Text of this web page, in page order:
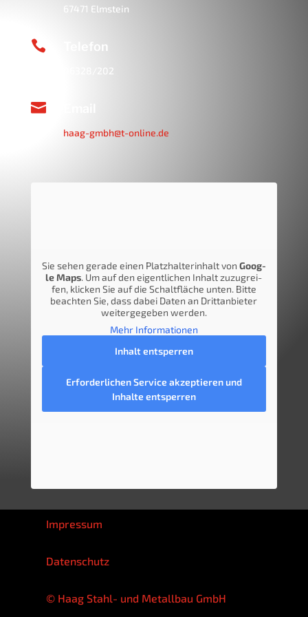
67471 Elm­stein
 Tele­fon
06328/202

haag-gmbh@t-online.de
Sie sehen gera­de einen Platz­hal­ter­in­halt von Goog­
le Maps. Um auf den eigent­li­chen Inhalt zuzu­grei­
fen, kli­cken Sie auf die Schalt­flä­che unten. Bit­te
beach­ten Sie, dass dabei Daten an Dritt­an­bie­ter
wei­ter­ge­ge­ben werden.
Mehr Infor­ma­tio­nen
Inhalt ent­sper­ren
Erfor­der­li­chen Ser­vice akzep­tie­ren und
Inhal­te ent­sper­ren
Impres­sum
Daten­schutz
© Haag Stahl- und Metall­bau GmbH